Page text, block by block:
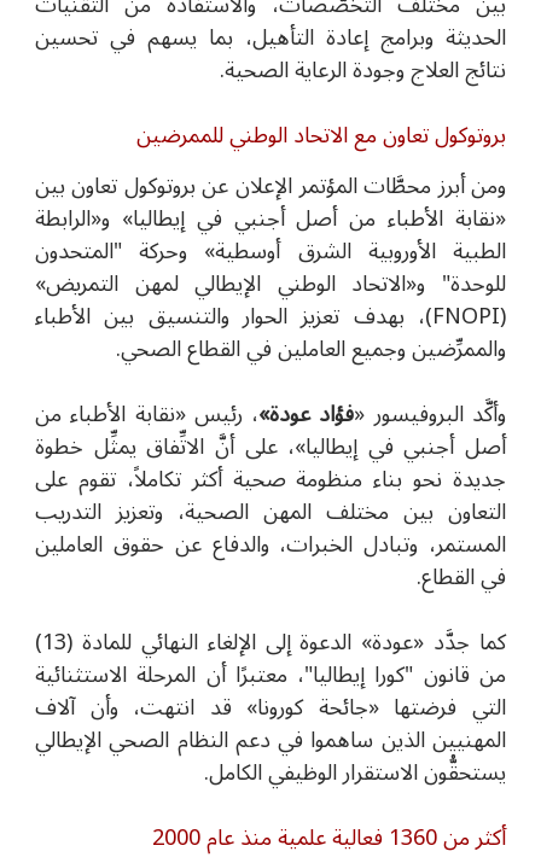
الحديثة وبرامج إعادة التأهيل، بما يسهم في تحسين
نتائج العلاج وجودة الرعاية الصحية.
بروتوكول تعاون مع الاتحاد الوطني للممرضين
ومن أبرز محطَّات المؤتمر الإعلان عن بروتوكول تعاون بين
«نقابة الأطباء من أصل أجنبي في إيطاليا» و«الرابطة
الطبية الأوروبية الشرق أوسطية» وحركة "المتحدون
للوحدة" و«الاتحاد الوطني الإيطالي لمهن التمريض»
(FNOPI)، بهدف تعزيز الحوار والتنسيق بين الأطباء
والممرِّضين وجميع العاملين في القطاع الصحي.
وأكَّد البروفيسور «فؤاد عودة»، رئيس «نقابة الأطباء من
أصل أجنبي في إيطاليا»، على أنَّ الاتِّفاق يمثِّل خطوة
جديدة نحو بناء منظومة صحية أكثر تكاملاً، تقوم على
التعاون بين مختلف المهن الصحية، وتعزيز التدريب
المستمر، وتبادل الخبرات، والدفاع عن حقوق العاملين
في القطاع.
كما جدَّد «عودة» الدعوة إلى الإلغاء النهائي للمادة (13)
من قانون "كورا إيطاليا"، معتبرًا أن المرحلة الاستثنائية
التي فرضتها «جائحة كورونا» قد انتهت، وأن آلاف
المهنيين الذين ساهموا في دعم النظام الصحي الإيطالي
يستحقُّون الاستقرار الوظيفي الكامل.
أكثر من 1360 فعالية علمية منذ عام 2000